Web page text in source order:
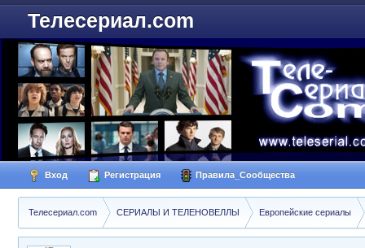
Телесериал.com
Вход Регистрация Правила_Сообщества
Телесериал.com СЕРИАЛЫ И ТЕЛЕНОВЕЛЛЫ Европейские сериалы